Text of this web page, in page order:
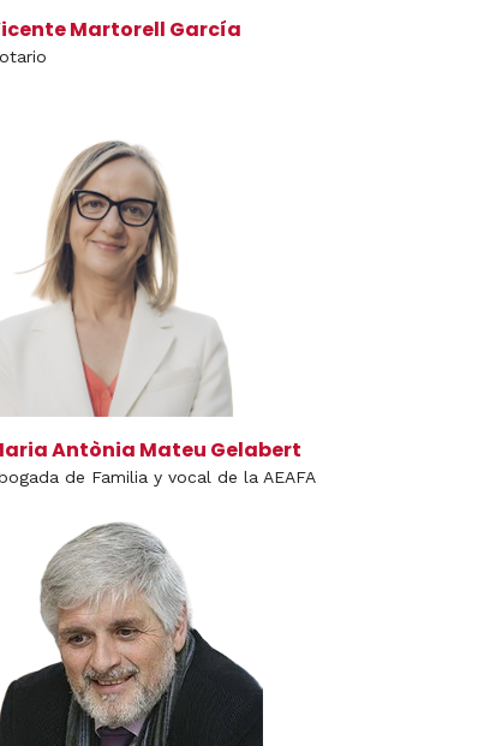
Martorell García
Antònia Mateu Gelabert
de Familia y vocal de la AEAFA